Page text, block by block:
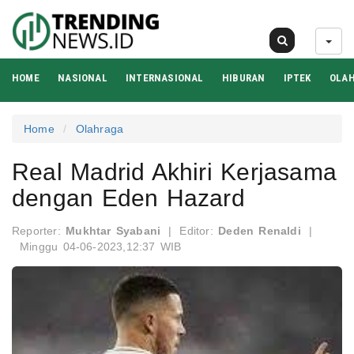
HOME NASIONAL INTERNASIONAL HIBURAN IPTEK
Home Olahraga
Real Madrid Akhiri Kerjasama
dengan Eden Hazard
Reporter: Mukhtar Syabani | Editor: Deden Renaldi
|
Minggu 04-06-2023,12:37 WIB